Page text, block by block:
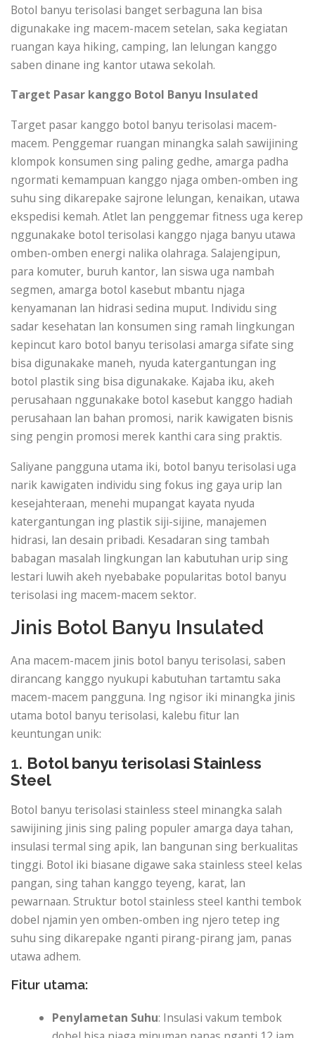
Botol banyu terisolasi banget serbaguna lan bisa
digunakake ing macem-macem setelan, saka kegiatan
ruangan kaya hiking, camping, lan lelungan kanggo
saben dinane ing kantor utawa sekolah.
Target Pasar kanggo Botol Banyu Insulated
Target pasar kanggo botol banyu terisolasi macem-
macem. Penggemar ruangan minangka salah sawijining
klompok konsumen sing paling gedhe, amarga padha
ngormati kemampuan kanggo njaga omben-omben ing
suhu sing dikarepake sajrone lelungan, kenaikan, utawa
ekspedisi kemah. Atlet lan penggemar fitness uga kerep
nggunakake botol terisolasi kanggo njaga banyu utawa
omben-omben energi nalika olahraga. Salajengipun,
para komuter, buruh kantor, lan siswa uga nambah
segmen, amarga botol kasebut mbantu njaga
kenyamanan lan hidrasi sedina muput. Individu sing
sadar kesehatan lan konsumen sing ramah lingkungan
kepincut karo botol banyu terisolasi amarga sifate sing
bisa digunakake maneh, nyuda katergantungan ing
botol plastik sing bisa digunakake. Kajaba iku, akeh
perusahaan nggunakake botol kasebut kanggo hadiah
perusahaan lan bahan promosi, narik kawigaten bisnis
sing pengin promosi merek kanthi cara sing praktis.
Saliyane pangguna utama iki, botol banyu terisolasi uga
narik kawigaten individu sing fokus ing gaya urip lan
kesejahteraan, menehi mupangat kayata nyuda
katergantungan ing plastik siji-sijine, manajemen
hidrasi, lan desain pribadi. Kesadaran sing tambah
babagan masalah lingkungan lan kabutuhan urip sing
lestari luwih akeh nyebabake popularitas botol banyu
terisolasi ing macem-macem sektor.
Jinis Botol Banyu Insulated
Ana macem-macem jinis botol banyu terisolasi, saben
dirancang kanggo nyukupi kabutuhan tartamtu saka
macem-macem pangguna. Ing ngisor iki minangka jinis
utama botol banyu terisolasi, kalebu fitur lan
keuntungan unik:
1. Botol banyu terisolasi Stainless
Steel
Botol banyu terisolasi stainless steel minangka salah
sawijining jinis sing paling populer amarga daya tahan,
insulasi termal sing apik, lan bangunan sing berkualitas
tinggi. Botol iki biasane digawe saka stainless steel kelas
pangan, sing tahan kanggo teyeng, karat, lan
pewarnaan. Struktur botol stainless steel kanthi tembok
dobel njamin yen omben-omben ing njero tetep ing
suhu sing dikarepake nganti pirang-pirang jam, panas
utawa adhem.
Fitur utama:
Penylametan Suhu: Insulasi vakum tembok